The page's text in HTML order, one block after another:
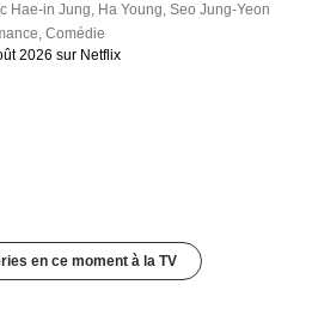
Hae-in Jung, Ha Young,Seo Jung-Yeon
,Comédie
2026 sur Netflix
en ce moment à la TV